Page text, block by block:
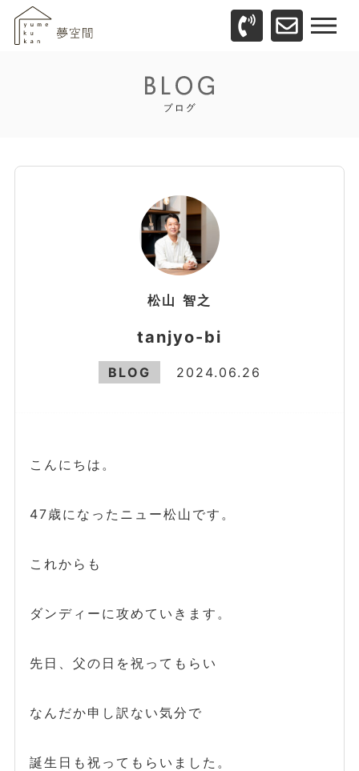
松山 智之
tanjyo-bi
BLOG 2024.06.26
こんにちは。
47歳になったニュー松山です。
これからも
ダンディーに攻めていきます。
先日、父の日を祝ってもらい
なんだか申し訳ない気分で
誕生日も祝ってもらいました。